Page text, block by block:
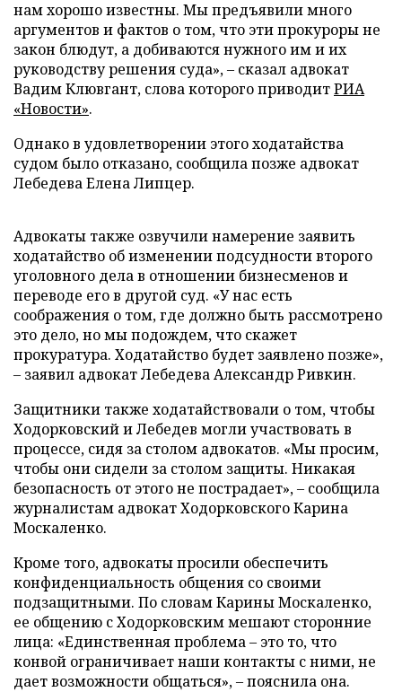
нам хорошо известны. Мы предъявили много
аргументов и фактов о том, что эти прокуроры не
закон блюдут, а добиваются нужного им и их
руководству решения суда», – сказал адвокат
Вадим Клювгант, слова которого приводитРИА
«Новости».
Однако в удовлетворении этого ходатайства
судом было отказано, сообщила позже адвокат
Лебедева Елена Липцер.
Адвокаты также озвучили намерение заявить
ходатайство об изменении подсудности второго
уголовного дела в отношении бизнесменов и
переводе его в другой суд. «У нас есть
соображения о том, где должно быть рассмотрено
это дело, но мы подождем, что скажет
прокуратура. Ходатайство будет заявлено позже»,
– заявил адвокат Лебедева Александр Ривкин.
Защитники также ходатайствовали о том, чтобы
Ходорковский и Лебедев могли участвовать в
процессе, сидя за столом адвокатов. «Мы просим,
чтобы они сидели за столом защиты. Никакая
безопасность от этого не пострадает», – сообщила
журналистам адвокат Ходорковского Карина
Москаленко.
Кроме того, адвокаты просили обеспечить
конфиденциальность общения со своими
подзащитными. По словам Карины Москаленко,
ее общению с Ходорковским мешают сторонние
лица: «Единственная проблема – это то, что
конвой ограничивает наши контакты с ними, не
дает возможности общаться», – пояснила она.